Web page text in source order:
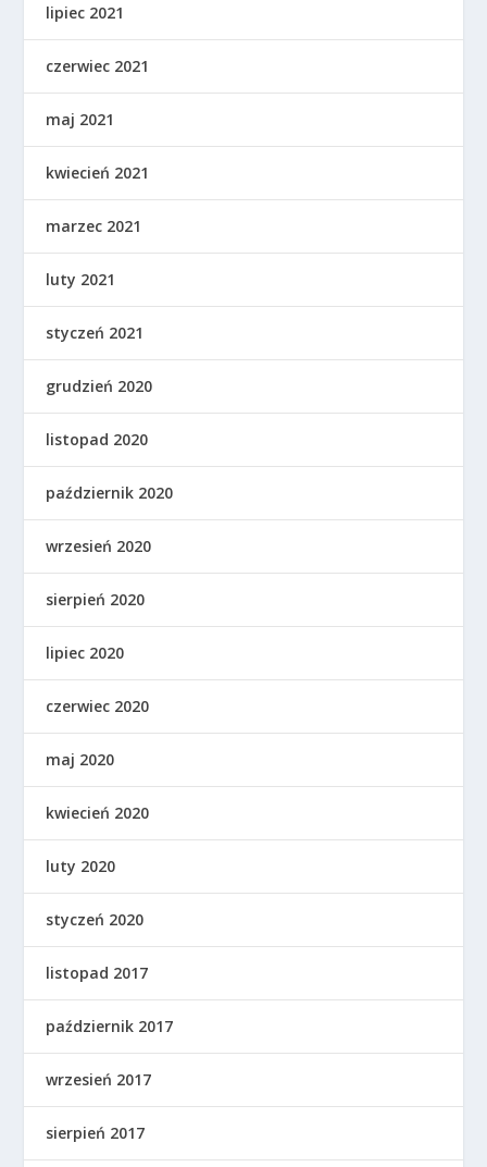
lipiec 2021
czerwiec 2021
maj 2021
kwiecień 2021
marzec 2021
luty 2021
styczeń 2021
grudzień 2020
listopad 2020
październik 2020
wrzesień 2020
sierpień 2020
lipiec 2020
czerwiec 2020
maj 2020
kwiecień 2020
luty 2020
styczeń 2020
listopad 2017
październik 2017
wrzesień 2017
sierpień 2017